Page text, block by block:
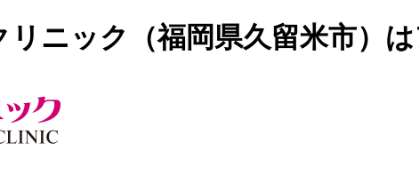
ニック（福岡県久留米市）は